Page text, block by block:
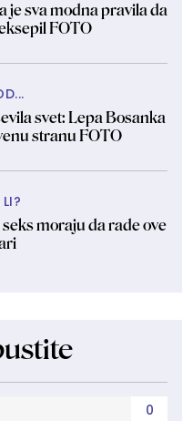
je sva modna pravila da
FOTO
svet: Lepa Bosanka
stranu FOTO
moraju da rade ove
0